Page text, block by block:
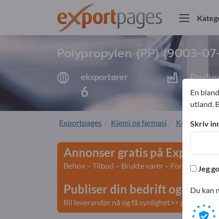
Polypropylen (PP) (9003-
eksportører
6 6
9003-
Exportpages Kjemi og farmasi Kunststoffer
Annonser gratis på
Behov – Tilbud – Brukte varer –
Publiser din bedrift og dine
Bli leverandør nå og få synlighet>> publiser her
En
utland.
Skriv
Jeg
Du kan